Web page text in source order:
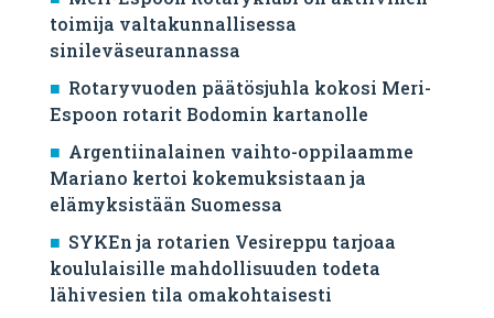
toimija valtakunnallisessa
sinileväseurannassa
Rotaryvuoden päätösjuhla kokosi Meri-
Espoon rotarit Bodomin kartanolle
Argentiinalainen vaihto-oppilaamme
Mariano kertoi kokemuksistaan ja
elämyksistään Suomessa
SYKEn ja rotarien Vesireppu tarjoaa
koululaisille mahdollisuuden todeta
lähivesien tila omakohtaisesti